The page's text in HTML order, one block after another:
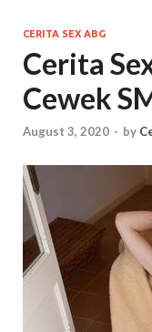
CERITA SEX ABG
Cerita
Cewek
August 3, 2020 - by